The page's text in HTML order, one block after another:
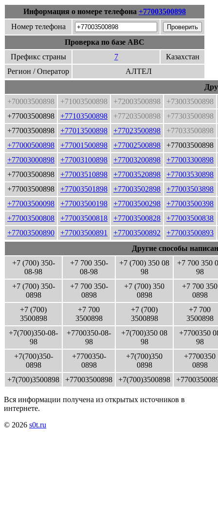
Информация о номере телефона +77003500898
Номер телефона
Проверка по базе ABC
Префикс страны
7
Казахстан
Регион / Оператор
АЛТЕЛ
+70003500898
+71003500898 +72003500898
+73003500898
+77003500898
+77103500898 +77203500898
+77303500898
+77003500898
+77013500898 +77023500898
+77033500898
+77000500898
+77001500898 +77002500898
+77003500898
+77003000898
+77003100898 +77003200898
+77003300898
+77003500898
+77003510898 +77003520898
+77003530898
+77003500898
+77003501898 +77003502898
+77003503898
+77003500098
+77003500198 +77003500298
+77003500398
+77003500808
+77003500818 +77003500828
+77003500838
+77003500890
+77003500891 +77003500892
+77003500893
Другие способы
+7 (700) 350-
08-98
+7 700 350-
08-98
+7 (700) 350 08
98
+7 700 350
98
+7 (700) 350-
0898
+7 700 350-
0898
+7 (700) 350
0898
+7 700 350
0898
+7 (700)
3500898
+7 700
3500898
+7 (700)
3500898
+7 700
3500898
+7(700)350-08-
98
+7700350-08-
98
+7(700)350 08
98
+7700350
98
+7(700)350-
0898
+7700350-
0898
+7(700)350
0898
+7700350
0898
+7(700)3500898
+77003500898 +7(700)3500898
Вся информации получена из открытых источников в
интернете.
© 2026 s0t.ru